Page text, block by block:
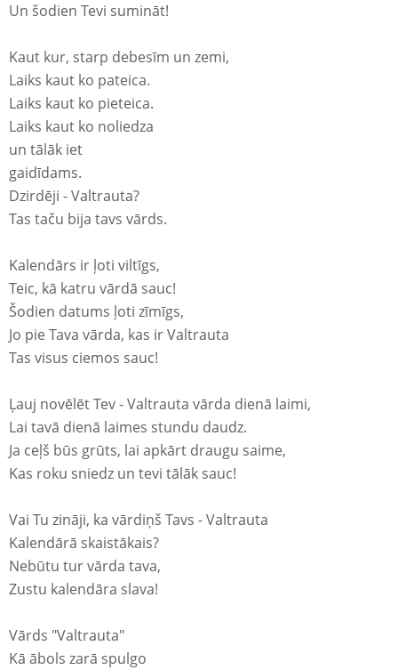
Un šodien Tevi sumināt!
Kaut kur, starp debesīm un zemi,
Laiks kaut ko pateica.
Laiks kaut ko pieteica.
Laiks kaut ko noliedza
un tālāk iet
gaidīdams.
Dzirdēji - Valtrauta?
Tas taču bija tavs vārds.
Kalendārs ir ļoti viltīgs,
Teic, kā katru vārdā sauc!
Šodien datums ļoti zīmīgs,
Jo pie Tava vārda, kas ir Valtrauta
Tas visus ciemos sauc!
Ļauj novēlēt Tev - Valtrauta vārda dienā laimi,
Lai tavā dienā laimes stundu daudz.
Ja ceļš būs grūts, lai apkārt draugu saime,
Kas roku sniedz un tevi tālāk sauc!
Vai Tu zināji, ka vārdiņš Tavs - Valtrauta
Kalendārā skaistākais?
Nebūtu tur vārda tava,
Zustu kalendāra slava!
Vārds "Valtrauta"
Kā ābols zarā spulgo